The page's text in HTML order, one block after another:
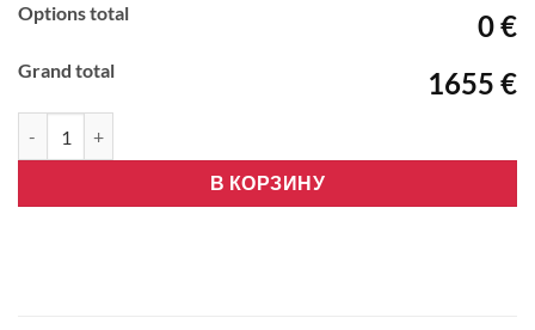
Options total 0 €
Grand total 1655 €
В КОРЗИНУ